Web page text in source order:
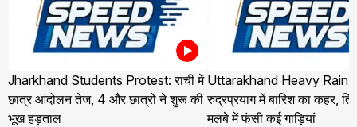
Jharkhand Students Protest: रांची में
छात्र आंदोलन तेज, 4 और छात्रों ने शुरू की
भूख हड़ताल
Uttarakhand Heavy Rain
रुद्रप्रयाग में बारिश का कहर,
मलबे में फंसी कई गाड़ियां